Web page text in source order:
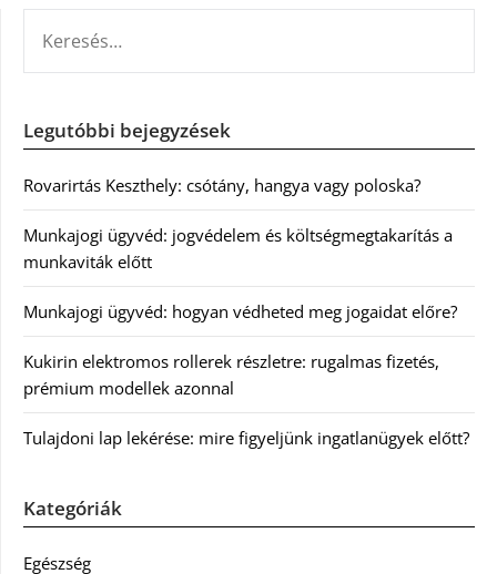
Legutóbbi bejegyzések
Rovarirtás Keszthely: csótány, hangya vagy poloska?
Munkajogi ügyvéd: jogvédelem és költségmegtakarítás a
munkaviták előtt
Munkajogi ügyvéd: hogyan védheted meg jogaidat előre?
Kukirin elektromos rollerek részletre: rugalmas fizetés,
prémium modellek azonnal
Tulajdoni lap lekérése: mire figyeljünk ingatlanügyek előtt?
Kategóriák
Egészség